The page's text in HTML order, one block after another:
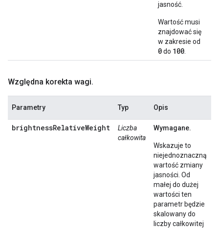
jasność.
Wartość musi
znajdować się
w zakresie od
0do 100
Względna korekta wagi.
Parametry Typ Opis
brightnessRelativeWeight
Liczba
całkowita
Wymagane.
Wskazuje to
niejednoznaczną
wartość zmiany
jasności. Od
małej do dużej
wartości ten
parametr będzie
skalowany do
liczby całkowitej